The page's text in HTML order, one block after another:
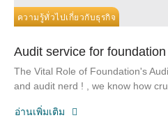
ความรู้ทั่วไปเกี่ยวกับธุรกิจ
Audit service for
The Vital Role of Foundation's
and audit nerd ! , we know how
อ่านเพิ่มเติม